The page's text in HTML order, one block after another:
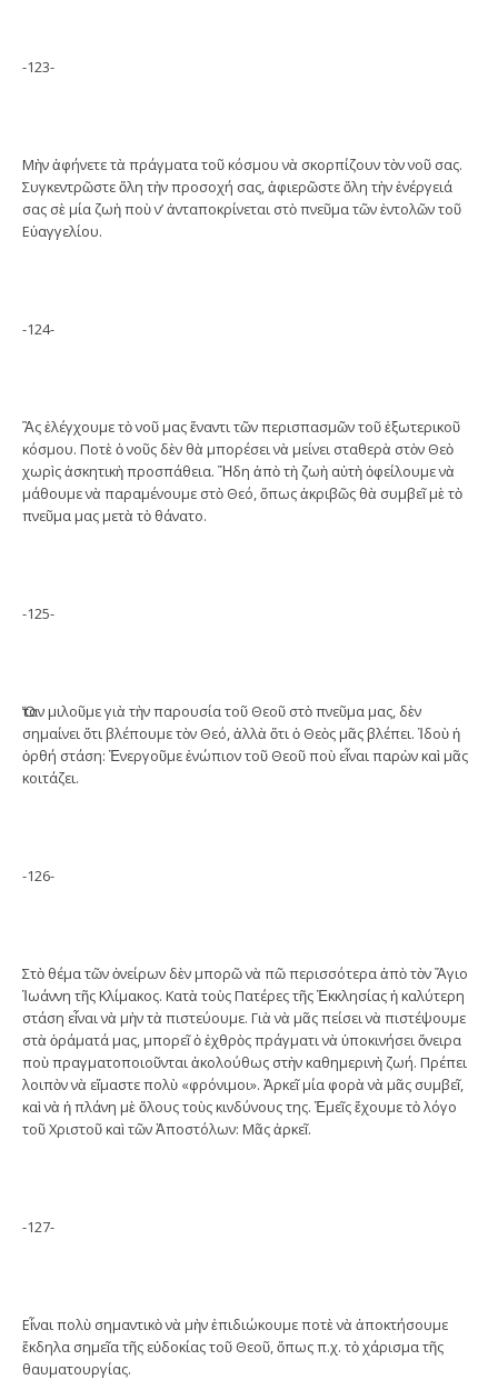
-123-
Μὴν ἀφήνετε τὰ πράγματα τοῦ κόσμου νὰ σκορπίζουν τὸν νοῦ σας.
Συγκεντρῶστε ὅλη τὴν προσοχή σας, ἀφιερῶστε ὅλη τὴν ἐνέργειά
σας σὲ μία ζωὴ ποὺ ν’ ἀνταποκρίνεται στὸ πνεῦμα τῶν ἐντολῶν τοῦ
Εὐαγγελίου.
-124-
Ἂς ἐλέγχουμε τὸ νοῦ μας ἔναντι τῶν περισπασμῶν τοῦ ἐξωτερικοῦ
κόσμου. Ποτὲ ὁ νοῦς δὲν θὰ μπορέσει νὰ μείνει σταθερὰ στὸν Θεὸ
χωρὶς ἀσκητικὴ προσπάθεια. Ἤδη ἀπὸ τὴ ζωὴ αὐτὴ ὀφείλουμε νὰ
μάθουμε νὰ παραμένουμε στὸ Θεό, ὅπως ἀκριβῶς θὰ συμβεῖ μὲ τὸ
πνεῦμα μας μετὰ τὸ θάνατο.
-125-
Ὅταν μιλοῦμε γιὰ τὴν παρουσία τοῦ Θεοῦ στὸ πνεῦμα μας, δὲν
σημαίνει ὅτι βλέπουμε τὸν Θεό, ἀλλὰ ὅτι ὁ Θεὸς μᾶς βλέπει. Ἰδοὺ ἡ
ὀρθή στάση: Ἐνεργοῦμε ἐνώπιον τοῦ Θεοῦ ποὺ εἶναι παρὼν καὶ μᾶς
κοιτάζει.
-126-
Στὸ θέμα τῶν ὀνείρων δὲν μπορῶ νὰ πῶ περισσότερα ἀπὸ τὸν Ἅγιο
Ἰωάννη τῆς Κλίμακος. Κατὰ τοὺς Πατέρες τῆς Ἐκκλησίας ἡ καλύτερη
στάση εἶναι νὰ μὴν τὰ πιστεύουμε. Γιὰ νὰ μᾶς πείσει νὰ πιστέψουμε
στὰ ὁράματά μας, μπορεῖ ὁ ἐχθρὸς πράγματι νὰ ὑποκινήσει ὄνειρα
ποὺ πραγματοποιοῦνται ἀκολούθως στὴν καθημερινὴ ζωή. Πρέπει
λοιπὸν νὰ εἴμαστε πολὺ «φρόνιμοι». Ἀρκεῖ μία φορὰ νὰ μᾶς συμβεῖ,
καὶ νὰ ἡ πλάνη μὲ ὅλους τοὺς κινδύνους της. Ἐμεῖς ἔχουμε τὸ λόγο
τοῦ Χριστοῦ καὶ τῶν Ἀποστόλων: Μᾶς ἀρκεῖ.
-127-
Εἶναι πολὺ σημαντικὸ νὰ μὴν ἐπιδιώκουμε ποτὲ νὰ ἀποκτήσουμε
ἔκδηλα σημεῖα τῆς εὐδοκίας τοῦ Θεοῦ, ὅπως π.χ. τὸ χάρισμα τῆς
θαυματουργίας.